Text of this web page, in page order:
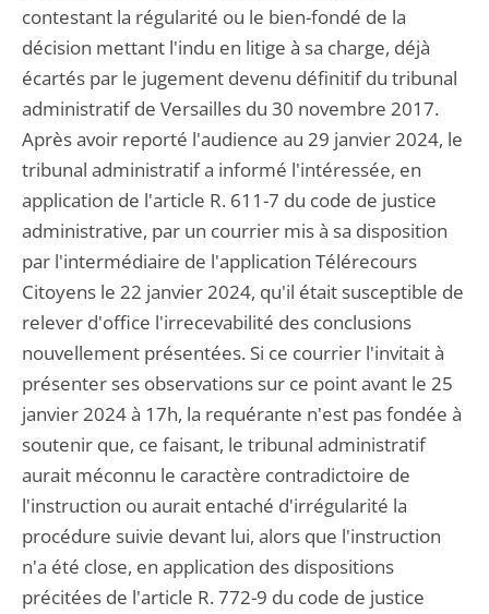
contestant la régularité ou le bien-fondé de la
décision mettant l'indu en litige à sa charge, déjà
écartés par le jugement devenu définitif du tribunal
administratif de Versailles du 30 novembre 2017.
Après avoir reporté l'audience au 29 janvier 2024, le
tribunal administratif a informé l'intéressée, en
application de l'article R. 611-7 du code de justice
administrative, par un courrier mis à sa disposition
par l'intermédiaire de l'application Télérecours
Citoyens le 22 janvier 2024, qu'il était susceptible de
relever d'office l'irrecevabilité des conclusions
nouvellement présentées. Si ce courrier l'invitait à
présenter ses observations sur ce point avant le 25
janvier 2024 à 17h, la requérante n'est pas fondée à
soutenir que, ce faisant, le tribunal administratif
aurait méconnu le caractère contradictoire de
l'instruction ou aurait entaché d'irrégularité la
procédure suivie devant lui, alors que l'instruction
n'a été close, en application des dispositions
précitées de l'article R. 772-9 du code de justice